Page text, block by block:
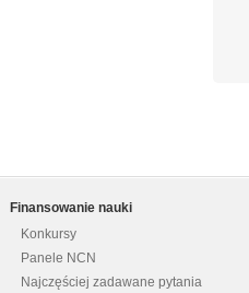
Finansowanie nauki
Konkursy
Panele NCN
Najczęściej zadawane pytania